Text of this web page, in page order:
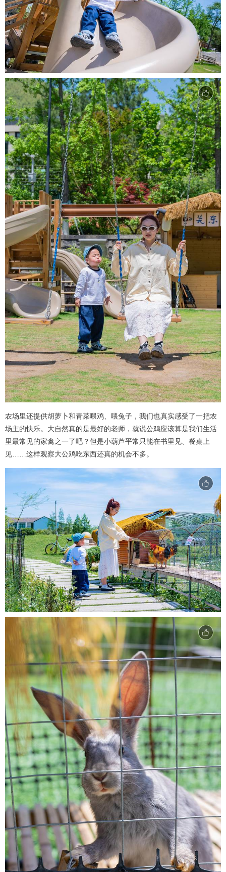
农场里还提供胡萝卜和青菜喂鸡、喂兔子，我们也真实感受了一把农
场主的快乐。大自然真的是最好的老师，就说公鸡应该算是我们生活
里最常见的家禽之一了吧？但是小葫芦平常只能在书里见、餐桌上
见……这样观察大公鸡吃东西还真的机会不多。